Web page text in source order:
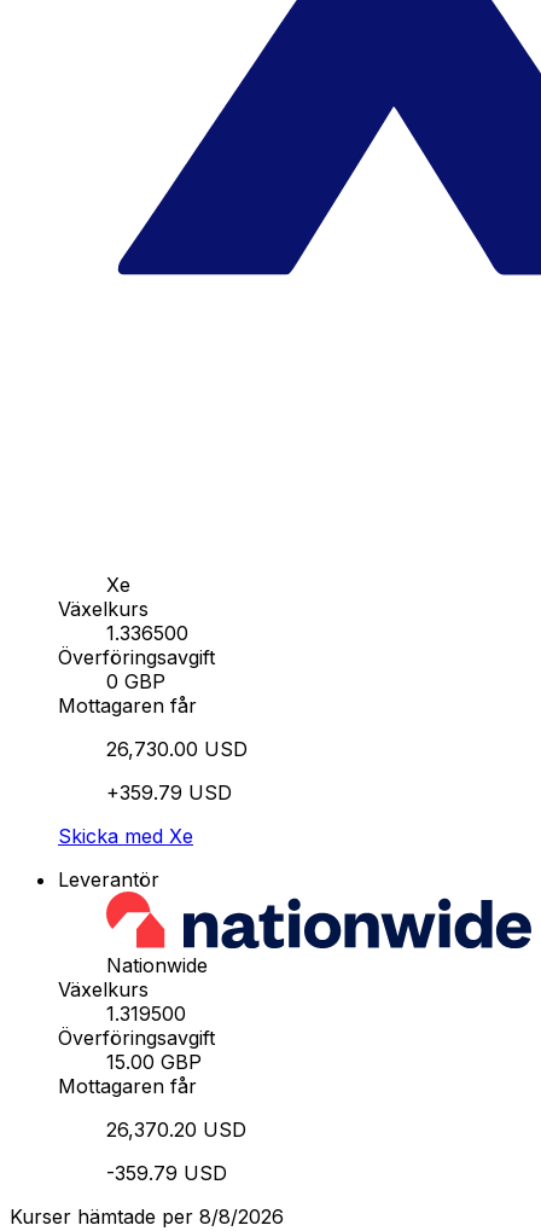
Xe
Växelkurs
1.336500
Överföringsavgift
0 GBP
Mottagaren får
26,730.00 USD
+359.79 USD
Skicka med Xe
Leverantör
Nationwide
Växelkurs
1.319500
Överföringsavgift
15.00 GBP
Mottagaren får
26,370.20 USD
-359.79 USD
Kurser hämtade per 8/8/2026